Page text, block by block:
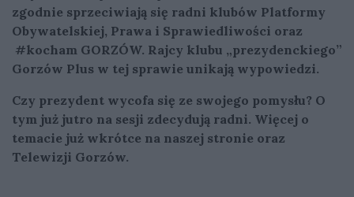
zgodnie sprzeciwiają się radni klubów Platformy
Obywatelskiej, Prawa i Sprawiedliwości oraz
#kocham GORZÓW. Rajcy klubu „prezydenckiego”
Gorzów Plus w tej sprawie unikają wypowiedzi.
Czy prezydent wycofa się ze swojego pomysłu? O
tym już jutro na sesji zdecydują radni. Więcej o
temacie już wkrótce na naszej stronie oraz
Telewizji Gorzów.